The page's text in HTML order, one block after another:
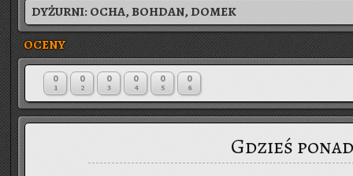
DYŻURNI: OCHA, BOHDAN, DOMEK
OCENY
0
1
0
2
0
3
0
4
0
5
0
6
Gdzieś